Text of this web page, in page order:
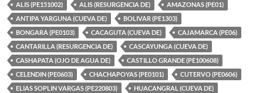
ALIS (PE151002) ALIS (RESURGENCIA DE)
AMAZONAS (PE01)
ANTIPA YARGUNA (CUEVA DE)
BOLIVAR (PE1303)
BONGARA (PE0103)
CACAGUTA (CUEVA DE)
CAJAMARCA (PE06)
CANTARILLA (RESURGENCIA DE)
CASCAYUNGA (CUEVA DE)
CASHAPATA (OJO DE AGUA DE)
CASTILLO GRANDE (PE100608)
CELENDIN (PE0603)
CHACHAPOYAS (PE0101)
CUTERVO (PE0606)
ELIAS SOPLIN VARGAS (PE220803)
HUACANGRAL (CUEVA DE)